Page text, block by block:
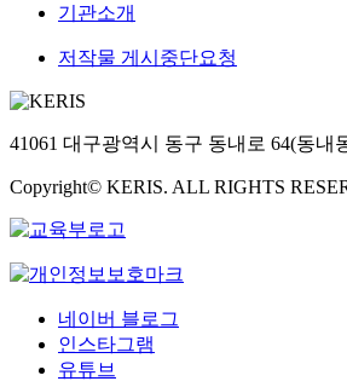
기관소개
저작물 게시중단요청
41061 대구광역시 동구 동내로 64(동내
Copyright© KERIS. ALL RIGHTS
네이버 블로그
인스타그램
유튜브